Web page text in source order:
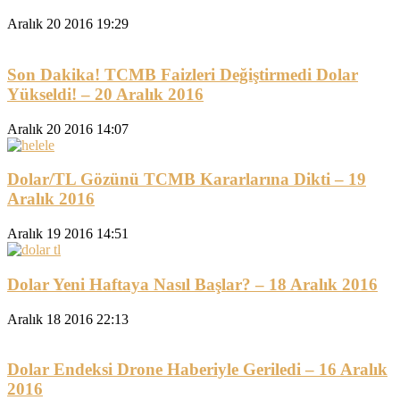
Aralık 20 2016 19:29
Son Dakika! TCMB Faizleri Değiştirmedi Dolar
Yükseldi! – 20 Aralık 2016
Aralık 20 2016 14:07
Dolar/TL Gözünü TCMB Kararlarına Dikti – 19
Aralık 2016
Aralık 19 2016 14:51
Dolar Yeni Haftaya Nasıl Başlar? – 18 Aralık 2016
Aralık 18 2016 22:13
Dolar Endeksi Drone Haberiyle Geriledi – 16 Aralık
2016